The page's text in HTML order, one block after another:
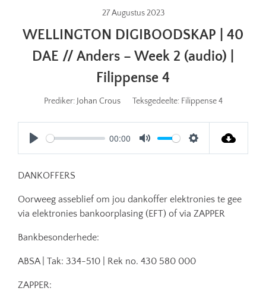
27 Augustus 2023
WELLINGTON DIGIBOODSKAP | 40
DAE // Anders – Week 2 (audio) |
Filippense 4
Prediker: Johan Crous Teksgedeelte: Filippense 4
Play
00:00
Mute Settings
DANKOFFERS
Oorweeg asseblief om jou dankoffer elektronies te gee
via elektronies bankoorplasing (EFT) of via ZAPPER
Bankbesonderhede:
ABSA | Tak: 334-510 | Rek no. 430 580 000
ZAPPER: